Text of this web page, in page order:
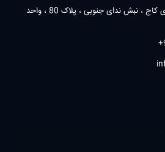
کرج، عظیمیه ، بلوار 45 متری کاج ، نبش ندای جنوبی ، پلاک 80 ، واحد